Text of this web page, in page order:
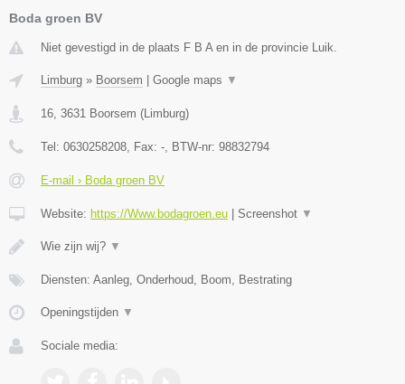
Boda groen BV
Niet gevestigd in de plaats F B A en in de provincie Luik.
Limburg » Boorsem Google maps ▼
16, 3631 Boorsem (Limburg)
Tel: 0630258208, Fax: -, BTW-nr: 98832794
E-mail › Boda groen BV
Website: https://Www.bodagroen.eu Screenshot ▼
Wie zijn wij? ▼
Diensten: Aanleg, Onderhoud, Boom, Bestrating
Openingstijden ▼
Sociale media: